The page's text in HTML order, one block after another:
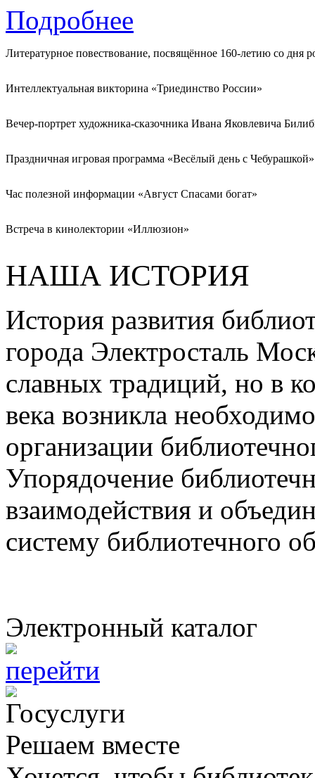
Подробнее
Литературное повествование, посвящённое 160-летию со дня
Интеллектуальная викторина «Триединство России»
Вечер-портрет художника-сказочника Ивана Яковлевича
Праздничная игровая программа «Весёлый день с Чебурашкой»
Час полезной информации «Август Спасами богат»
Встреча в кинолектории «Иллюзион»
НАША ИСТОРИЯ
История развития
города Электросталь
славных традиций, но в
века возникла
организации
Упорядочение
взаимодействия и
систему библиотечного
Электронный каталог
перейти
Решаем вместе